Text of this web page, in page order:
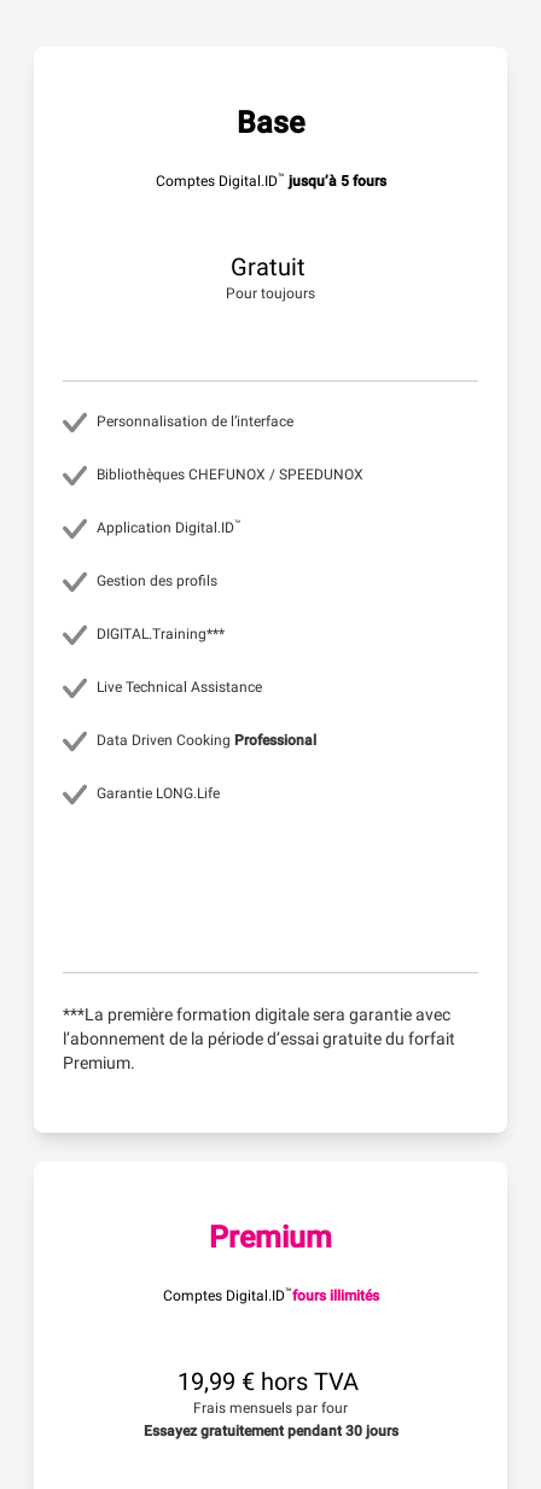
Base
Comptes Digital.ID™ jusqu’à 5 fours
Gratuit
Pour toujours
Personnalisation de l’interface
Bibliothèques CHEFUNOX / SPEEDUNOX
Application Digital.ID™
Gestion des profils
DIGITAL.Training***
Live Technical Assistance
Data Driven Cooking Professional
Garantie LONG.Life
***La première formation digitale sera garantie avec
l’abonnement de la période d’essai gratuite du forfait
Premium.
Premium
Comptes Digital.ID™fours illimités
19,99 € hors TVA
Frais mensuels par four
Essayez gratuitement pendant 30 jours